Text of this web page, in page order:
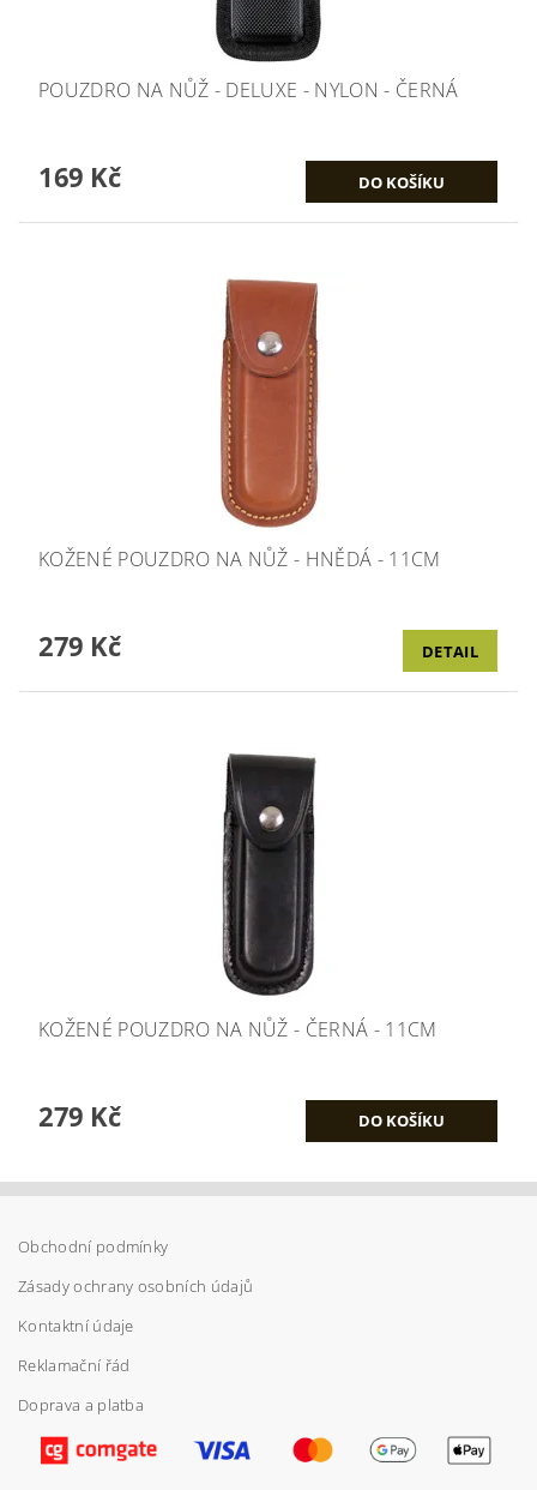
POUZDRO NA NŮŽ - DELUXE - NYLON - ČERNÁ
169 Kč
KOŽENÉ POUZDRO NA NŮŽ - HNĚDÁ - 11CM
279 Kč DETAIL
KOŽENÉ POUZDRO NA NŮŽ - ČERNÁ - 11CM
279 Kč
Obchodní podmínky
Zásady ochrany osobních údajů
Kontaktní údaje
Reklamační řád
Doprava a platba